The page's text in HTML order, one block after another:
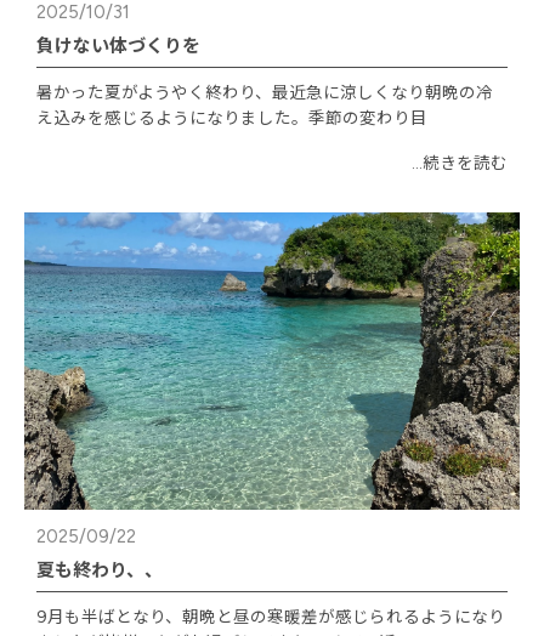
2025/10/31
負けない体づくりを
暑かった夏がようやく終わり、最近急に涼しくなり朝晩の冷
え込みを感じるようになりました。季節の変わり目
...続きを読む
2025/09/22
夏も終わり、、
9月も半ばとなり、朝晩と昼の寒暖差が感じられるようになり